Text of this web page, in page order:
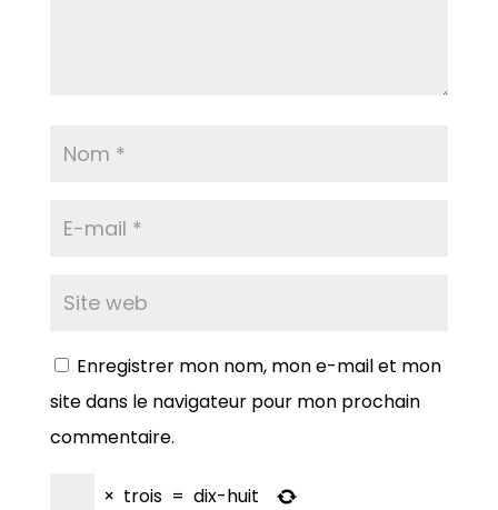
Enregistrer mon nom, mon e-mail et mon
site dans le navigateur pour mon prochain
commentaire.
× trois = dix-huit